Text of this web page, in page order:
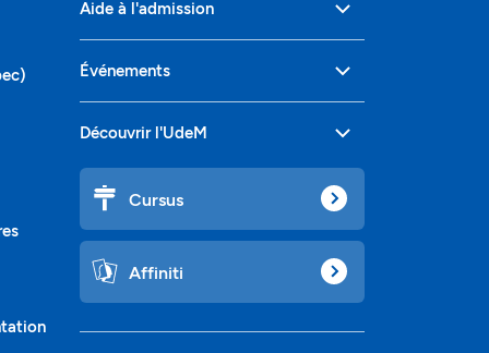
Aide à l'admission
Événements
Découvrir l'UdeM
Cursus
Affiniti